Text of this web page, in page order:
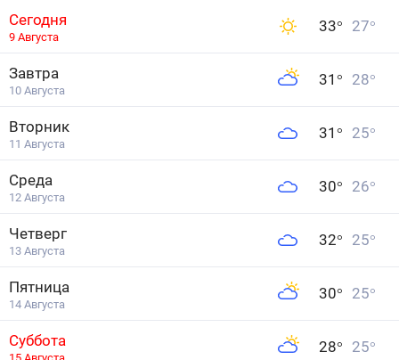
Сегодня
9 Августа
33° 27°
Завтра
10 Августа
31 ° 28°
Вторник
11 Августа
31 ° 25°
Среда
12 Августа
30° 26°
Четверг
13 Августа
32° 25°
Пятница
14 Августа
30° 25°
Суббота 28° 25°